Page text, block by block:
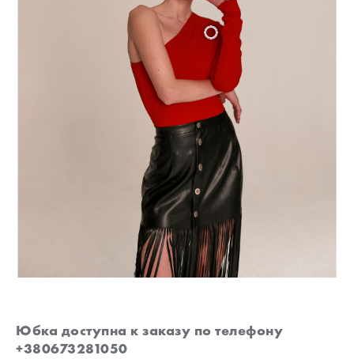
Юбка доступна к заказу по телефону
+380673281050